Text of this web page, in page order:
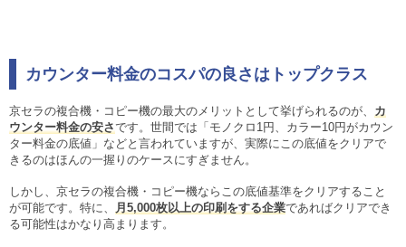
カウンター料金のコスパの良さはトップクラス
京セラの複合機・コピー機の最大のメリットとして挙げられるのが、 カ
ウンター料金の安さです。世間では「モノクロ1円、カラー10円がカウン
ター料金の底値」などと言われていますが、実際にこの底値をクリアで
きるのはほんの一握りのケースにすぎません。
しかし、京セラの複合機・コピー機ならこの底値基準をクリアすること
が可能です。特に、
月5,000枚以上の印刷をする企業であればクリアでき
る可能性はかなり高まります。